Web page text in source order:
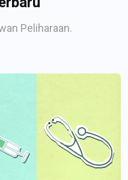
Peliharaan.